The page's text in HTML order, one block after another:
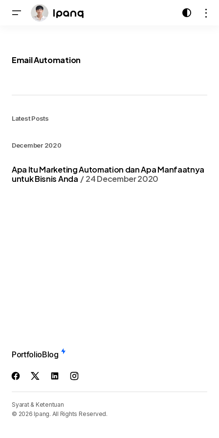
Email Automation
Latest Posts
December 2020
Apa Itu Marketing Automation dan Apa Manfaatnya
untuk Bisnis Anda
24 December 2020
PortfolioBlog
Syarat & Ketentuan
© 2026 Ipang. All Rights Reserved.